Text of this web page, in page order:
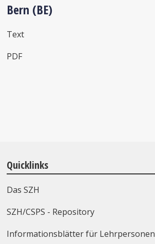
Bern (BE)
Text
PDF
Quicklinks
Das SZH
SZH/CSPS - Repository
Informationsblätter für Lehrpersonen